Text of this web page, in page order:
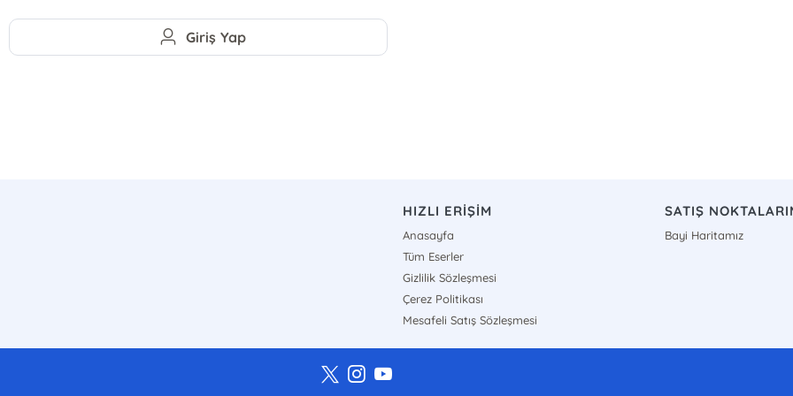
Giriş Yap
HIZLI ERİŞİM
Anasayfa
Tüm Eserler
Gizlilik Sözleşmesi
Çerez Politikası
Mesafeli Satış Sözleşmesi
SATIŞ
Bayi Haritamız